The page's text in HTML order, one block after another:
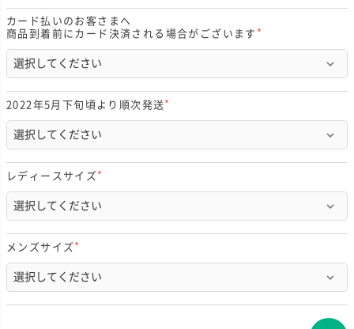
カード払いのお客さまへ
商品到着前にカード決済される場合がございます
)
2022年5月下旬頃より順次発送
)
レディースサイズ
須
)
メンズサイズ
必
須
)